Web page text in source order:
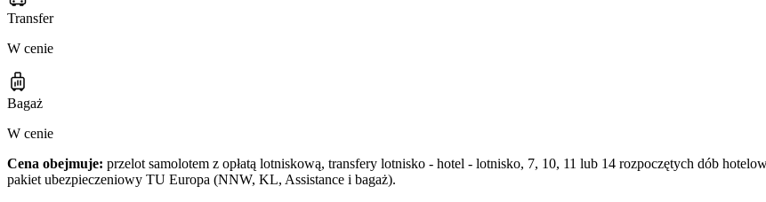
Transfer
W cenie
Bagaż
W cenie
Cena obejmuje: przelot samolotem z opłatą lotniskową, transfery lotnisko - hotel - lotnisko, 7, 10, 11 lub 14 rozpoczętych dób
pakiet ubezpieczeniowy TU Europa (NNW, KL, Assistance i bagaż).